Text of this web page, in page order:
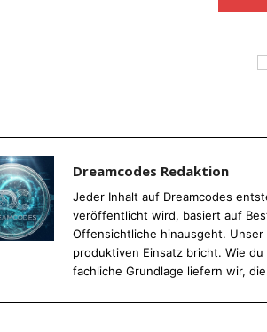
Dreamcodes Redaktion
Jeder Inhalt auf Dreamcodes
veröffentlicht wird, basiert auf
Offensichtliche hinausgeht.
produktiven Einsatz bricht. Wie
fachliche Grundlage liefern wir,